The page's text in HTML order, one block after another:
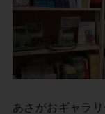
あさがおギャラ